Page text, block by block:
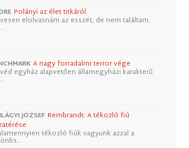
Polányi az élet titkáról
elolvasnám az esszét, de nem találtam.
A nagy forradalmi terror vége
egyház alapvetően államegyházi karakterű
JÓZSEF Rembrandt: A tékozló fiú
tékozló fiúk vagyunk azzal a